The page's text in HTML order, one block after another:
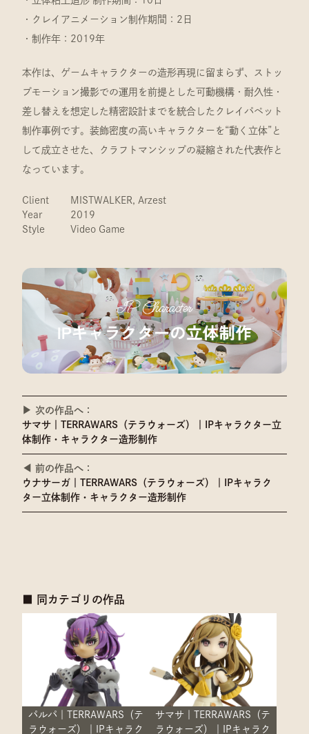
・クレイアニメーション制作期間：2日
・制作年：2019年
本作は、ゲームキャラクターの造形再現に留まらず、ストッ
プモーション撮影での運用を前提とした可動機構・耐久性・
差し替えを想定した精密設計までを統合したクレイパペット
制作事例です。装飾密度の高いキャラクターを“動く立体”と
して成立させた、クラフトマンシップの凝縮された代表作と
なっています。
Client
MISTWALKER, Arzest
Year
2019
Style
Video Game
▶︎ 次の作品へ：
サマサ｜TERRAWARS（テラウォーズ）｜IPキャラクター立
体制作・キャラクター造形制作
◀ 前の作品へ：
ウナサーガ｜TERRAWARS（テラウォーズ）｜IPキャラク
ター立体制作・キャラクター造形制作
■ 同カテゴリの作品
パルパ｜TERRAWARS（テ
ラウォーズ）｜IPキャラク
サマサ｜TERRAWARS（テ
ラウォーズ）｜IPキャラク